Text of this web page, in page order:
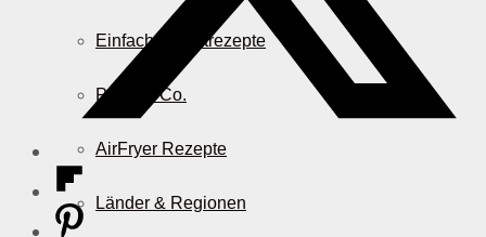
Einfache Salatrezepte
Pizza & Co.
AirFryer Rezepte
Länder & Regionen